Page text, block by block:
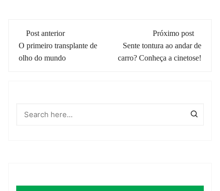
Navegação
de
Post anterior
O primeiro transplante de
olho do mundo
Próximo post
Sente tontura ao andar de
carro? Conheça a cinetose!